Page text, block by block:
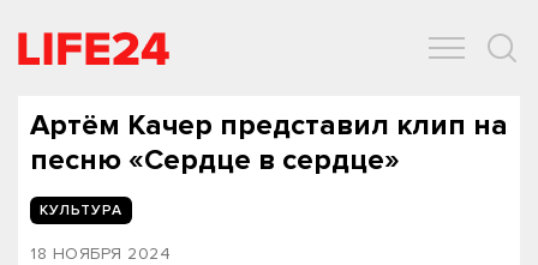
Артём Качер представил клип на
песню «Сердце в сердце»
КУЛЬТУРА
18 НОЯБРЯ 2024